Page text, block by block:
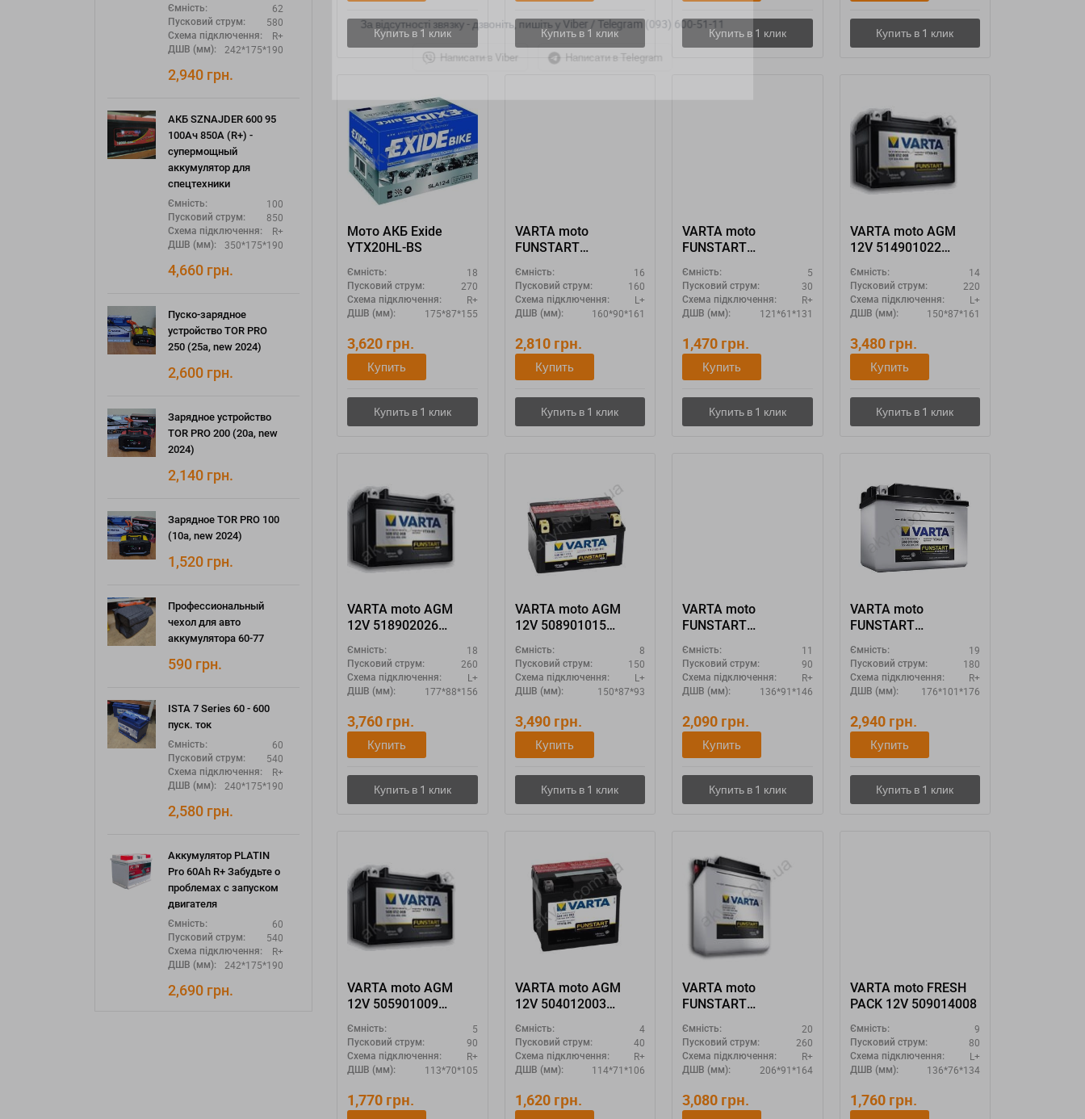
Ємність: 62
Пусковий струм: 580
Схема підключення: R+
ДШВ (мм): 242*175*190
2,940 грн.
АКБ SZNAJDER 600 95
100Ач 850А (R+) -
супермощный
аккумулятор для
спецтехники
Ємність: 100
Пусковий струм: 850
Схема підключення: R+
ДШВ (мм): 350*175*190
4,660 грн.
Пуско-зарядное
устройство TOR PRO
250 (25а, new 2024)
2,600 грн.
Зарядное устройство
TOR PRO 200 (20а, new
2024)
2,140 грн.
Зарядное TOR PRO 100
(10а, new 2024)
1,520 грн.
Профессиональный
чехол для авто
аккумулятора 60-77
590 грн.
ISTA 7 Series 60 - 600
пуск. ток
Ємність: 60
Пусковий струм: 540
Схема підключення: R+
ДШВ (мм): 240*175*190
2,580 грн.
Аккумулятор PLATIN
Pro 60Ah R+ Забудьте о
проблемах с запуском
двигателя
Ємність: 60
Пусковий струм: 540
Схема підключення: R+
ДШВ (мм): 242*175*190
2,690 грн.
Мото АКБ Exide
YTX20HL-BS
Ємність: 18
Пусковий струм: 270
Схема підключення: R+
ДШВ (мм): 175*87*155
3,620 грн.
Купить
VARTA moto
FUNSTART
YB16B-A1"
Ємність: 16
Пусковий струм: 160
Схема підключення: L+
ДШВ (мм): 160*90*161
2,810 грн.
Купить
VARTA moto
FUNSTART
YB5L-B"
Ємність: 5
Пусковий струм: 30
Схема підключення: R+
ДШВ (мм): 121*61*131
1,470 грн.
Купить
VARTA moto AGM
12V 514901022
4-1 YTX16-BS-1
Ємність: 14
Пусковий струм: 220
Схема підключення: L+
ДШВ (мм): 150*87*161
3,480 грн.
Купить
VARTA moto AGM
12V 518902026
YTX20-4 YTX20-BS
Ємність: 18
Пусковий струм: 260
Схема підключення: L+
ДШВ (мм): 177*88*156
3,760 грн.
Купить
VARTA moto AGM
12V 508901015
"YTZ10S-4 YTZ10S-
BS"
Ємність: 8
Пусковий струм: 150
Схема підключення: L+
ДШВ (мм): 150*87*93
3,490 грн.
Купить
VARTA moto
FUNSTART
511012009 "12N10-
3A / 12N10-3A-1
12N10-3A-2 / YB10L-
A2"
Ємність: 11
Пусковий струм: 90
Схема підключення: R+
ДШВ (мм): 136*91*146
2,090 грн.
Купить
VARTA moto
FUNSTART
519014018 YB16CL-B
Ємність: 19
Пусковий струм: 180
Схема підключення: R+
ДШВ (мм): 176*101*176
2,940 грн.
Купить
VARTA moto AGM
12V 505901009
Ємність: 5
Пусковий струм: 90
Схема підключення: R+
ДШВ (мм): 113*70*105
1,770 грн.
VARTA moto AGM
12V 504012003
Ємність: 4
Пусковий струм: 40
Схема підключення: R+
ДШВ (мм): 114*71*106
1,620 грн.
VARTA moto
FUNSTART
A3
Ємність: 20
Пусковий струм: 260
Схема підключення: R+
ДШВ (мм): 206*91*164
3,080 грн.
VARTA moto FRESH
PACK 12V 509014008
Ємність: 9
Пусковий струм: 80
Схема підключення: L+
ДШВ (мм): 136*76*134
1,760 грн.
Написати в Viber Написати в Telegram